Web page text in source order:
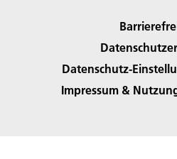
Datenschutz-
Impressum &